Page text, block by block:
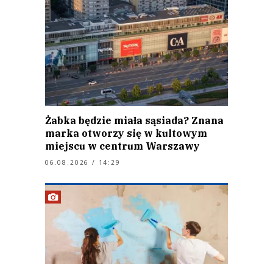
Żabka będzie miała sąsiada? Znana
marka otworzy się w kultowym
miejscu w centrum Warszawy
06.08.2026 / 14:29